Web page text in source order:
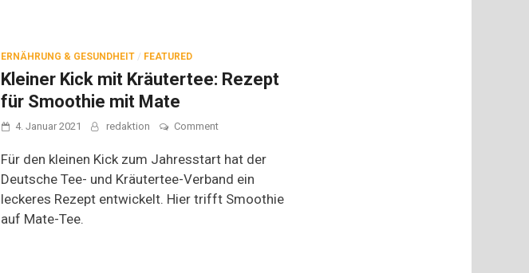
ERNÄHRUNG & GESUNDHEIT / FEATURED
Kleiner Kick mit Kräutertee: Rezept
für Smoothie mit Mate
4. Januar 2021 redaktion Commenton
Kick
Kräutertee:
Rezept
Für den kleinen Kick zum Jahresstart hat der
Deutsche Tee- und Kräutertee-Verband ein
leckeres Rezept entwickelt. Hier trifft Smoothie
auf Mate-Tee.